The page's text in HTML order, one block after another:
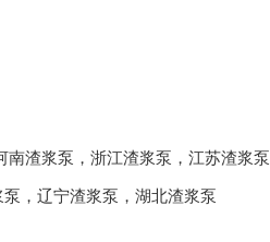
南渣浆泵 ， 浙江渣浆泵 ， 江苏渣浆泵
泵 ， 辽宁渣浆泵 ， 湖北渣浆泵